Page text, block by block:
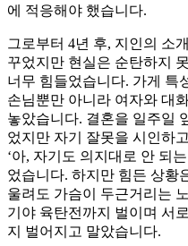
에 적응해야 했습니다.
그로부터 4년 후, 지인의 소
꾸었지만 현실은 순탄하지
너무 힘들었습니다. 가게 특
손님뿐만 아니라 여자와 대
놓았습니다. 결혼을 일주일
었지만 자기 잘못을 시인하
‘아, 자기도 의지대로 안 되
었습니다. 하지만 힘든 상황
울려도 가슴이 두근거리는
기야 육탄전까지 벌이며 서
지 벌어지고 말았습니다.